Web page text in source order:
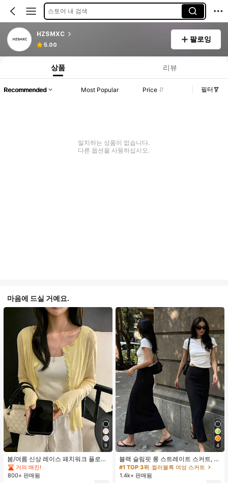
스토어 내 검색
HZSMXC
5.00
팔로잉
상품 리뷰
Recommended Most Popular Price 필터
일치하는 상품이 없습니다.
다른 옵션을 사용하십시오.
마음에 드실 거예요.
9
봄/여름 신상 레이스 패치워크 플로럴
트림 소프트 니트 가디건 경량 재킷 탑
여성용, 코티지코어 옐로우
거의 매진!
800+ 판매됨
4
블랙 슬림핏 롱 스트레이트 스커트, 여
성 패션 폴리에스터 캐주얼 파티 스커
트, 다용도 및 귀여운, 일상 착용에 적
합, 여름 휴가. 해변, 음악 축제 및 여름
#1 TOP 3위 컬러블록 여성 스커트
1.4k+ 판매됨